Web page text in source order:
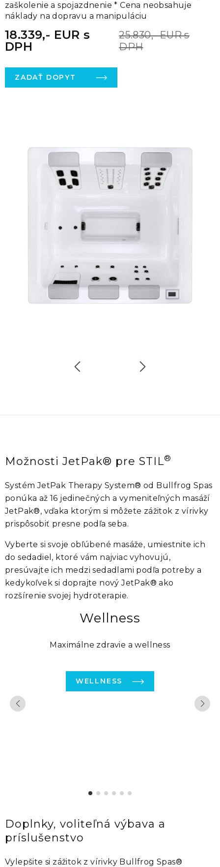
zaškolenie a spojazdnenie * Cena neobsahuje
náklady na dopravu a manipuláciu
18.339,- EUR s
DPH
25.830,- EUR s
DPH
ZADAŤ DOPYT
Možnosti JetPak® pre STIL®
SystémJetPak Therapy System® od Bullfrog Spas
ponúka až16 jedinečných a vymeniteľných masáží
JetPak®, vďaka ktorým si môžete zážitok z vírivky
prispôsobiť presne podľa seba.
Vyberte si svoje obľúbené masáže, umiestnite ich
do sedadiel, ktoré vám najviac vyhovujú,
presúvajte ich medzi sedadlami podľa potreby a
kedykoľvek si doprajte novýJetPak® ako
rozšírenie svojej hydroterapie.
Wellness
Maximálne zdravie a wellness
WELLNESS
Doplnky, voliteľná výbava a
príslušenstvo
Vylepšite si zážitok z vírivky Bullfrog Spas®